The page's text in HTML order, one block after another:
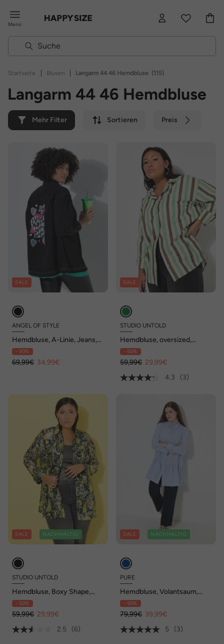
Menü
Startseite | Blusen | Langarm 44 46 Hemdbluse (115)
Langarm 44 46 Hemdbluse
Mehr Filter Sortieren Preis
SALE
ANGEL OF STYLE
Hemdbluse, A-Linie, Jeans,
Fransenkanten
- 50%
69,99€ 34,99€
SALE
STUDIO UNTOLD
Hemdbluse, oversized,
Streifen, Langarm
- 50%
59,99€ 29,99€
4.3
(3)
SALE NACHHALTIG
STUDIO UNTOLD
Hemdbluse, Boxy Shape,
Paisleyprint
- 50%
59,99€ 29,99€
2.5
(6)
SALE NACHHALTIG
PURE
Hemdbluse, Volantsaum,
Hemdkragen, Langarm,
Biobaumwolle
- 50%
79,99€ 39,99€
5
(3)